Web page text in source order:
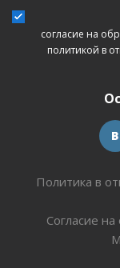
согласие на
политикой в
Политика в
Согласие